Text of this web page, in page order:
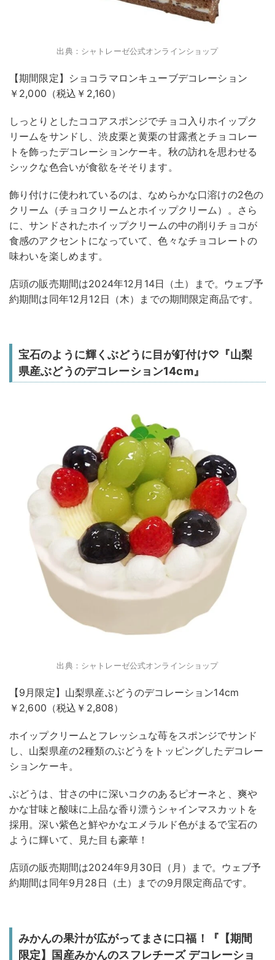
出典：シャトレーゼ公式オンラインショップ
【期間限定】ショコラマロンキューブデコレーション
￥2,000（税込￥2,160）
しっとりとしたココアスポンジでチョコ入りホイップク
リームをサンドし、渋皮栗と黄栗の甘露煮とチョコレー
トを飾ったデコレーションケーキ。秋の訪れを思わせる
シックな色合いが食欲をそそります。
飾り付けに使われているのは、なめらかな口溶けの2色の
クリーム（チョコクリームとホイップクリーム）。さら
に、サンドされたホイップクリームの中の削りチョコが
食感のアクセントになっていて、色々なチョコレートの
味わいを楽しめます。
店頭の販売期間は2024年12月14日（土）まで。ウェブ予
約期間は同年12月12日（木）までの期間限定商品です。
宝石のように輝くぶどうに目が釘付け♡『山梨
県産ぶどうのデコレーション14cm』
出典：シャトレーゼ公式オンラインショップ
【9月限定】山梨県産ぶどうのデコレーション14cm
￥2,600（税込￥2,808）
ホイップクリームとフレッシュな苺をスポンジでサンド
し、山梨県産の2種類のぶどうをトッピングしたデコレー
ションケーキ。
ぶどうは、甘さの中に深いコクのあるピオーネと、爽や
かな甘味と酸味に上品な香り漂うシャインマスカットを
採用。深い紫色と鮮やかなエメラルド色がまるで宝石の
ように輝いて、見た目も豪華！
店頭の販売期間は2024年9月30日（月）まで。ウェブ予
約期間は同年9月28日（土）までの9月限定商品です。
みかんの果汁が広がってまさに口福！『【期間
限定】国産みかんのスフレチーズ デコレーショ